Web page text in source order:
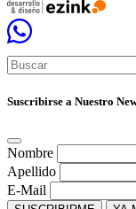
Suscribirse a Nuestro
Nombre
Apellido
E-Mail